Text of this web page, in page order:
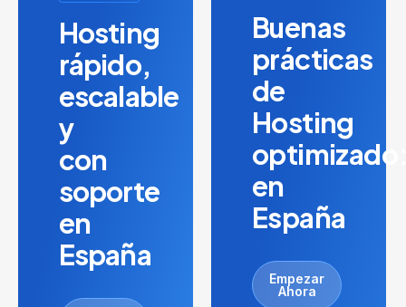
Hosting
rápido,
escalable
y
con
soporte
en
España
Buenas
prácticas
de
Hosting
en
España
Empezar
Ahora